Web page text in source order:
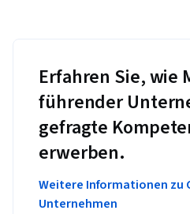
Erfahren Sie, wie
führender
gefragte
erwerben.
Weitere Informationen zu
Unternehmen